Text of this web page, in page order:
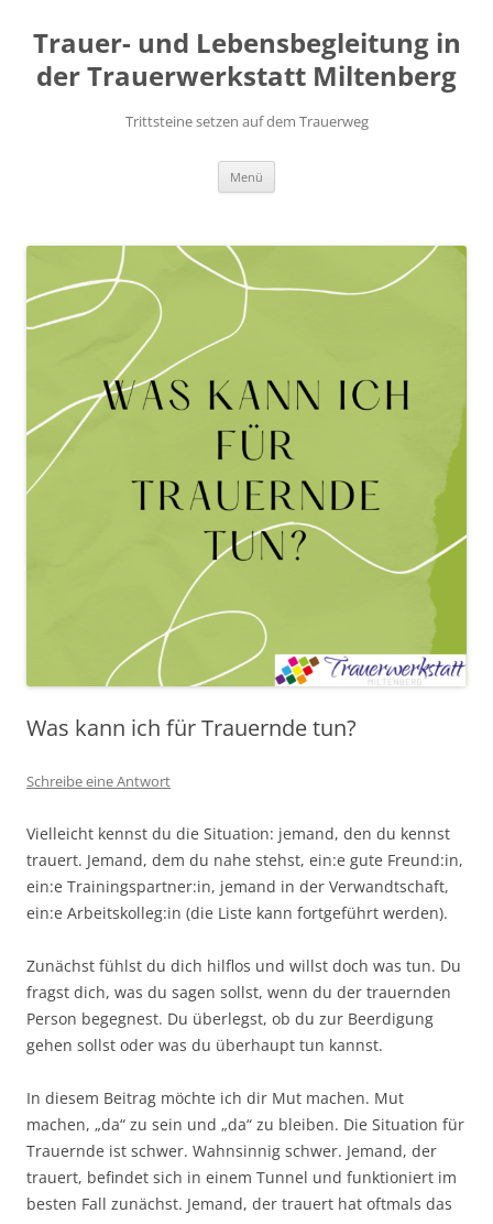
springen
Trauer- und Lebensbegleitung in
der Trauerwerkstatt Miltenberg
Trittsteine setzen auf dem Trauerweg
Menü
Was kann ich für Trauernde tun?
Schreibe eine Antwort
Vielleicht kennst du die Situation: jemand, den du kennst
trauert. Jemand, dem du nahe stehst, ein:e gute Freund:in,
ein:e Trainingspartner:in, jemand in der Verwandtschaft,
ein:e Arbeitskolleg:in (die Liste kann fortgeführt werden).
Zunächst fühlst du dich hilflos und willst doch was tun. Du
fragst dich, was du sagen sollst, wenn du der trauernden
Person begegnest. Du überlegst, ob du zur Beerdigung
gehen sollst oder was du überhaupt tun kannst.
In diesem Beitrag möchte ich dir Mut machen. Mut
machen, „da“ zu sein und „da“ zu bleiben. Die Situation für
Trauernde ist schwer. Wahnsinnig schwer. Jemand, der
trauert, befindet sich in einem Tunnel und funktioniert im
besten Fall zunächst. Jemand, der trauert hat oftmals das